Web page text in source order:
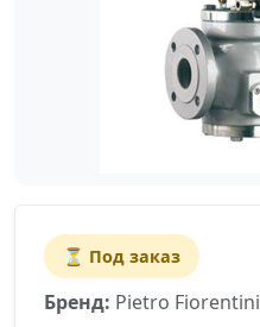
⏳ Под заказ
Бренд: Pietro Fiorentini